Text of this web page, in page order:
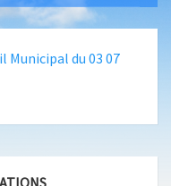
Municipal du 03 07